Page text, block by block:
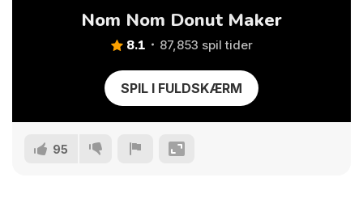
Nom Nom Donut Maker
8.1 87,853 spil tider
SPIL I FULDSKÆRM
95